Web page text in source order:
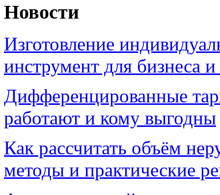
Новости
Изготовление
инструмент для бизнеса и
Дифференцированные
работают и кому выгодны
Как рассчитать объём
методы и практические